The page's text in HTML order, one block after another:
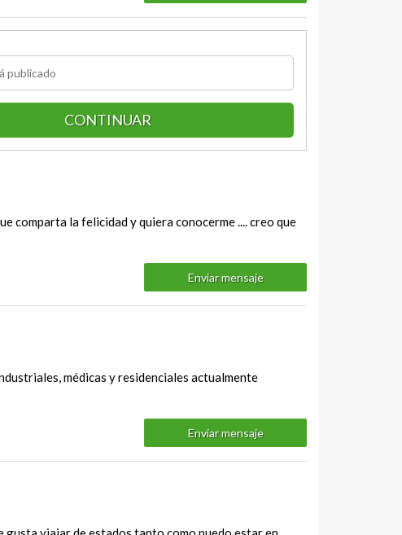
CONTINUAR
comparta la felicidad y quiera conocerme .... creo que
Enviar mensaje
médicas y residenciales actualmente
Enviar mensaje